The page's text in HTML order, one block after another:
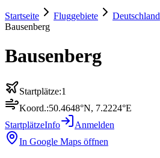
Startseite Fluggebiete Deutschland
Bausenberg
Bausenberg
Startplätze:1
Koord.:50.4648°N, 7.2224°E
StartplätzeInfo
Anmelden
In Google Maps öffnen